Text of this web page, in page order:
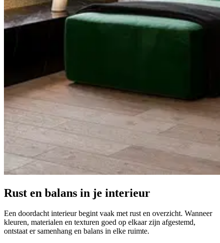
Rust en balans in je interieur
Een doordacht interieur begint vaak met rust en overzicht. Wanneer
kleuren, materialen en texturen goed op elkaar zijn afgestemd,
ontstaat er samenhang en balans in elke ruimte.